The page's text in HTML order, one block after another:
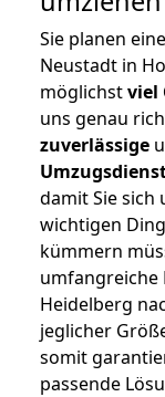
Sie planen
Neustadt in
möglichstviel
uns genau
zuverlässige
damit Sie sich
wichtigen
kümmern
umfangreiche
Heidelberg
jeglicher
somit
passende